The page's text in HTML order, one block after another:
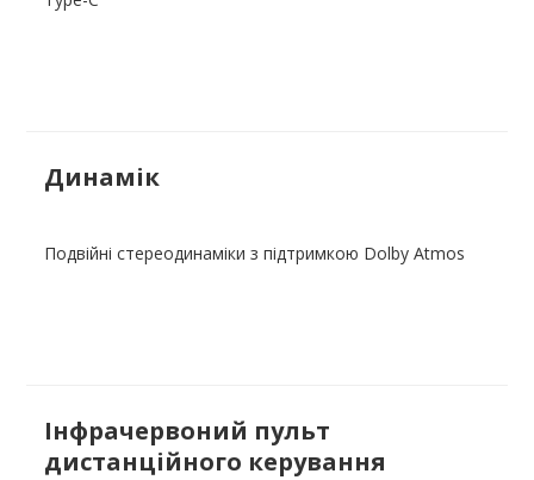
Динамік
Подвійні стереодинаміки з підтримкою Dolby Atmos
Інфрачервоний пульт
дистанційного керування